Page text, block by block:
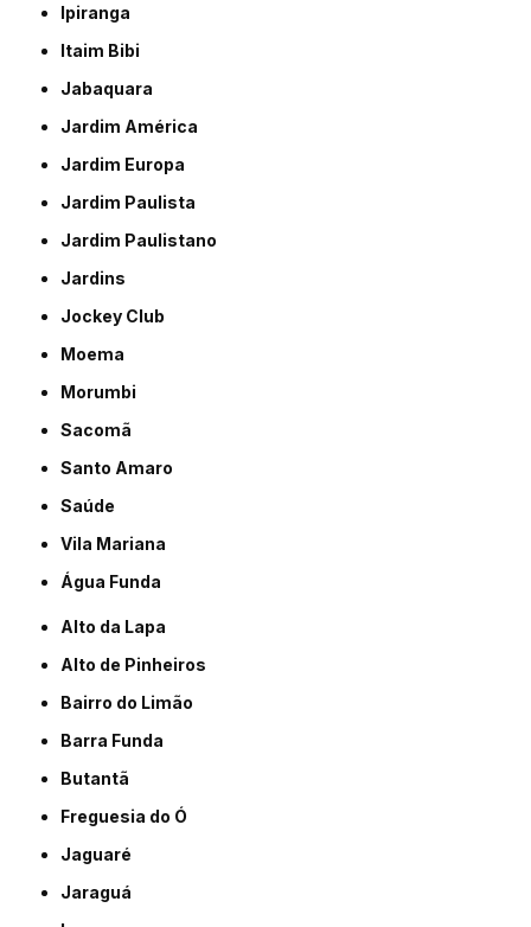
Ipiranga
Itaim Bibi
Jabaquara
Jardim América
Jardim Europa
Jardim Paulista
Jardim Paulistano
Jardins
Jockey Club
Moema
Morumbi
Sacomã
Santo Amaro
Saúde
Vila Mariana
Água Funda
Alto da Lapa
Alto de Pinheiros
Bairro do Limão
Barra Funda
Butantã
Freguesia do Ó
Jaguaré
Jaraguá